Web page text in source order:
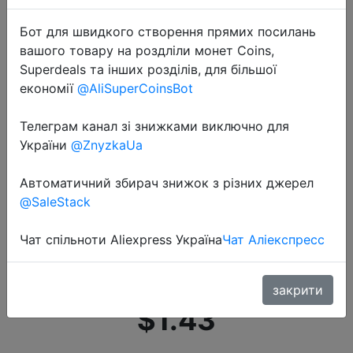
2020-11-24
Автомобильное зарядное
устройство ORICO 3 USB, 36 Вт,
быстрое автомобильное зарядное
прикуривателя, разветвитель,
д�…
$1.43
Бот для швидкого створення прямих посилань
вашого товару на роздліли монет Coins,
Superdeals та інших розділів, для більшої
економії @AliSuperCoinsBot
Телеграм канал зі знижками виключно для
України @ZnyzkaUa
Автоматичний збирач знижок з різних джерел
@SaleStack
Чат спільноти Aliexpress УкраїнаЧат Аліекспресс
закрити